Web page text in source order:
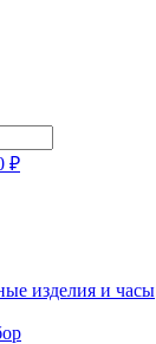
₽
изделия и часы